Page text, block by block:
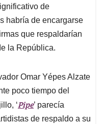
de
habría de encargarse
que respaldarían
la República.
Omar Yépes Alzate
poco tiempo del
‘Pipe’ parecía
de respaldo a su